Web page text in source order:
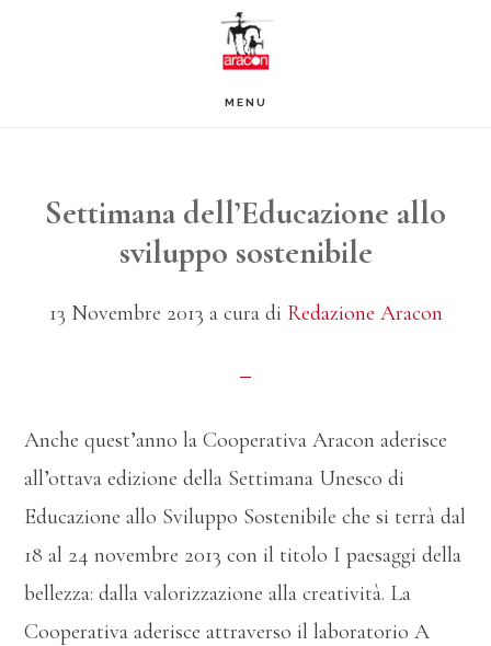
MENU
Settimana dell’Educazione allo
sviluppo sostenibile
13 Novembre 2013 a cura di Redazione Aracon
Anche quest’anno la Cooperativa Aracon aderisce
all’ottava edizione della Settimana Unesco di
Educazione allo Sviluppo Sostenibile che si terrà dal
18 al 24 novembre 2013 con il titolo I paesaggi della
bellezza: dalla valorizzazione alla creatività. La
Cooperativa aderisce attraverso il laboratorio A